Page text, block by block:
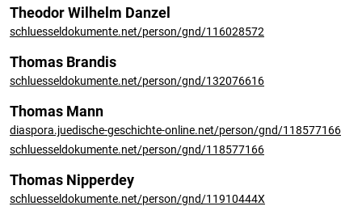
Theodor Wilhelm Danzel
schluesseldokumente.net/person/gnd/116028572
Thomas Brandis
schluesseldokumente.net/person/gnd/132076616
Thomas Mann
diaspora.juedische-geschichte-online.net/person/gnd/118577166
schluesseldokumente.net/person/gnd/118577166
Thomas Nipperdey
schluesseldokumente.net/person/gnd/11910444X